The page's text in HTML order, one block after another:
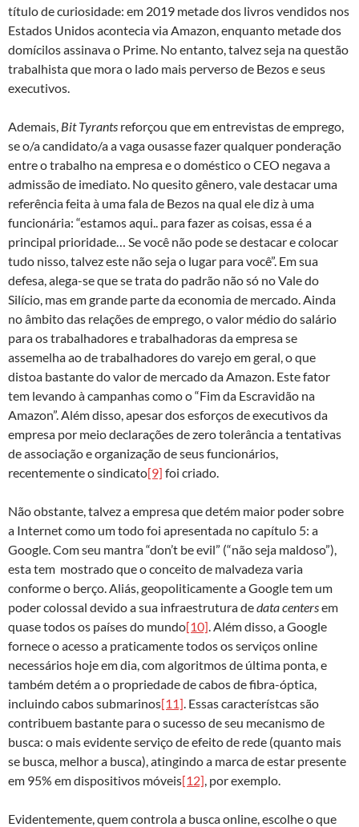
título de curiosidade: em 2019 metade dos livros vendidos nos
Estados Unidos acontecia via Amazon, enquanto metade dos
domícilos assinava o Prime. No entanto, talvez seja na questão
trabalhista que mora o lado mais perverso de Bezos e seus
executivos.
Ademais, Bit Tyrants reforçou que em entrevistas de emprego,
se o/a candidato/a a vaga ousasse fazer qualquer ponderação
entre o trabalho na empresa e o doméstico o CEO negava a
admissão de imediato. No quesito gênero, vale destacar uma
referência feita à uma fala de Bezos na qual ele diz à uma
funcionária: “estamos aqui.. para fazer as coisas, essa é a
principal prioridade… Se você não pode se destacar e colocar
tudo nisso, talvez este não seja o lugar para você”. Em sua
defesa, alega-se que se trata do padrão não só no Vale do
Silício, mas em grande parte da economia de mercado. Ainda
no âmbito das relações de emprego, o valor médio do salário
para os trabalhadores e trabalhadoras da empresa se
assemelha ao de trabalhadores do varejo em geral, o que
distoa bastante do valor de mercado da Amazon. Este fator
tem levando à campanhas como o “Fim da Escravidão na
Amazon”. Além disso, apesar dos esforços de executivos da
empresa por meio declarações de zero tolerância a tentativas
de associação e organização de seus funcionários,
recentemente o sindicato[9] foi criado.
Não obstante, talvez a empresa que detém maior poder sobre
a Internet como um todo foi apresentada no capítulo 5: a
Google. Com seu mantra “don’t be evil” (“não seja maldoso”),
esta tem mostrado que o conceito de malvadeza varia
conforme o berço. Aliás, geopoliticamente a Google tem um
poder colossal devido a sua infraestrutura dedata centersem
quase todos os países do mundo[10]. Além disso, a Google
fornece o acesso a praticamente todos os serviços online
necessários hoje em dia, com algoritmos de última ponta, e
também detém a o propriedade de cabos de fibra-óptica,
incluindo cabos submarinos[11]. Essas característcas são
contribuem bastante para o sucesso de seu mecanismo de
busca: o mais evidente serviço de efeito de rede (quanto mais
se busca, melhor a busca), atingindo a marca de estar presente
em 95% em dispositivos móveis[12], por exemplo.
Evidentemente, quem controla a busca online, escolhe o que